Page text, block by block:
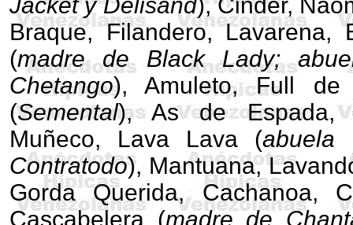
Braque, Filandero, Lavarena,
(madre de Black Lady;
Chetango), Amuleto, Full de
(Semental), As de Espada,
Muñeco, Lava Lava (abuela
Contratodo), Mantuana,
Gorda Querida, Cachanoa,
Cascabelera (madre de